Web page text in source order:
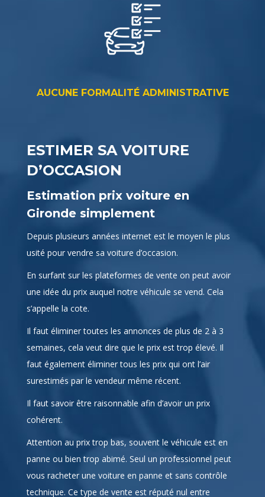
AUCUNE FORMALITÉ ADMINISTRATIVE
ESTIMER SA VOITURE
D’OCCASION
Estimation prix voiture en
Gironde simplement
Depuis plusieurs années internet est le moyen le plus
usité pour vendre sa voiture d’occasion.
En surfant sur les plateformes de vente on peut avoir
une idée du prix auquel notre véhicule se vend. Cela
s’appelle la cote.
Il faut éliminer toutes les annonces de plus de 2 à 3
semaines, cela veut dire que le prix est trop élevé. Il
faut également éliminer tous les prix qui ont l’air
surestimés par le vendeur même récent.
Il faut savoir être raisonnable afin d’avoir un prix
cohérent.
Attention au prix trop bas, souvent le véhicule est en
panne ou bien trop abimé. Seul un professionnel peut
vous racheter une voiture en panne et sans contrôle
technique. Ce type de vente est réputé nul entre